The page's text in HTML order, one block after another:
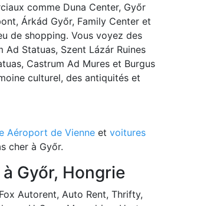
comme Duna Center, Győr
Árkád Győr, Family Center et
de shopping. Vous voyez des
Statuas, Szent Lázár Ruines
Castrum Ad Mures et Burgus
culturel, des antiquités et
Aéroport de Vienne et voitures
cher à Győr.
Győr, Hongrie
Autorent, Auto Rent, Thrifty,